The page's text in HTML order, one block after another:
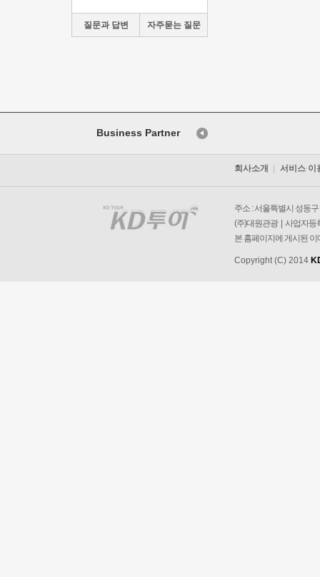
질문과 답변 자주묻는 질문
Business Partner
회사소개 서비스 이
주소 : 서울특별시 성동
(주)대원관광 | 사업자등
본 홈페이지에 게시된
Copyright (C) 2014